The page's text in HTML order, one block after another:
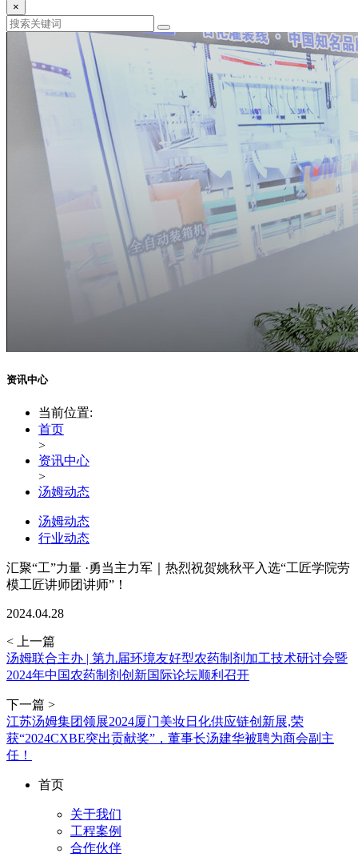
×
资讯中心
当前位置:
首页
>
资讯中心
>
汤姆动态
汤姆动态
行业动态
汇聚“工”力量 ·勇当主力军｜热烈祝贺姚秋平入选“工匠学院劳
模工匠讲师团讲师”！
2024.04.28
< 上一篇
汤姆联合主办 | 第九届环境友好型农药制剂加工技术研讨会暨
2024年中国农药制剂创新国际论坛顺利召开
下一篇 >
江苏汤姆集团领展2024厦门美妆日化供应链创新展,荣
获“2024CXBE突出贡献奖”，董事长汤建华被聘为商会副主
任！
首页
关于我们
工程案例
合作伙伴